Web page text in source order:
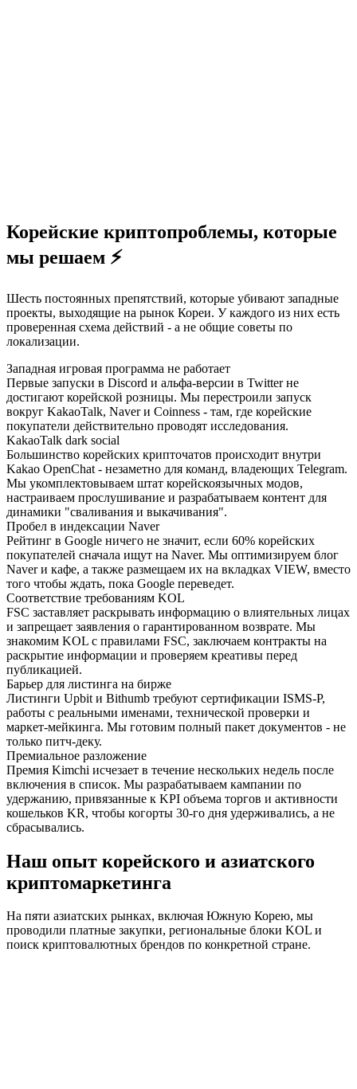
Корейские криптопроблемы, которые
мы решаем ⚡
Шесть постоянных препятствий, которые убивают западные
проекты, выходящие на рынок Кореи. У каждого из них есть
проверенная схема действий - а не общие советы по
локализации.
Западная игровая программа не работает
Первые запуски в Discord и альфа-версии в Twitter не
достигают корейской розницы. Мы перестроили запуск
вокруг KakaoTalk, Naver и Coinness - там, где корейские
покупатели действительно проводят исследования.
KakaoTalk dark social
Большинство корейских крипточатов происходит внутри
Kakao OpenChat - незаметно для команд, владеющих Telegram.
Мы укомплектовываем штат корейскоязычных модов,
настраиваем прослушивание и разрабатываем контент для
динамики "сваливания и выкачивания".
Пробел в индексации Naver
Рейтинг в Google ничего не значит, если 60% корейских
покупателей сначала ищут на Naver. Мы оптимизируем блог
Naver и кафе, а также размещаем их на вкладках VIEW, вместо
того чтобы ждать, пока Google переведет.
Соответствие требованиям KOL
FSC заставляет раскрывать информацию о влиятельных лицах
и запрещает заявления о гарантированном возврате. Мы
знакомим KOL с правилами FSC, заключаем контракты на
раскрытие информации и проверяем креативы перед
публикацией.
Барьер для листинга на бирже
Листинги Upbit и Bithumb требуют сертификации ISMS-P,
работы с реальными именами, технической проверки и
маркет-мейкинга. Мы готовим полный пакет документов - не
только питч-деку.
Премиальное разложение
Премия Kimchi исчезает в течение нескольких недель после
включения в список. Мы разрабатываем кампании по
удержанию, привязанные к KPI объема торгов и активности
кошельков KR, чтобы когорты 30-го дня удерживались, а не
сбрасывались.
Наш опыт корейского и азиатского
криптомаркетинга
На пяти азиатских рынках, включая Южную Корею, мы
проводили платные закупки, региональные блоки KOL и
поиск криптовалютных брендов по конкретной стране.